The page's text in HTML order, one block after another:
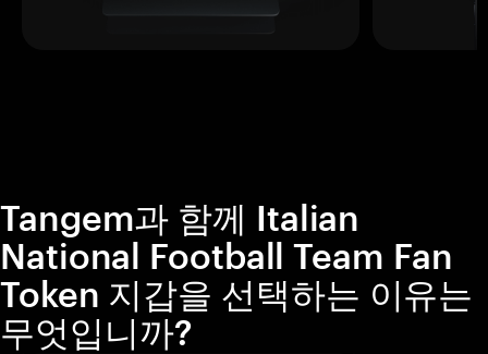
Tangem과 함께 Italian
National Football Team Fan
Token 지갑을 선택하는 이유는
무엇입니까?